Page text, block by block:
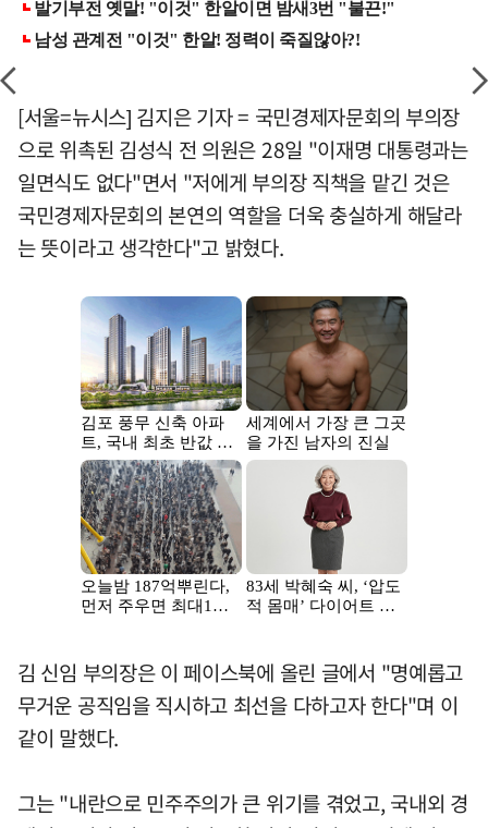
[서울=뉴시스] 김지은 기자 = 국민경제자문회의 부의장
으로 위촉된 김성식 전 의원은 28일 "이재명 대통령과는
일면식도 없다"면서 "저에게 부의장 직책을 맡긴 것은
국민경제자문회의 본연의 역할을 더욱 충실하게 해달라
는 뜻이라고 생각한다"고 밝혔다.
김 신임 부의장은 이 페이스북에 올린 글에서 "명예롭고
무거운 공직임을 직시하고 최선을 다하고자 한다"며 이
같이 말했다.
그는 "내란으로 민주주의가 큰 위기를 겪었고, 국내외 경